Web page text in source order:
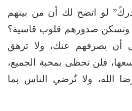
لو اتضح لك أن من بينهم
وتسكن صدورهم قلوب قاسية؟
أن يصرفهم عنك، ولا ترهق
فلن تحظى بمحبة الجميع،
الله، ولا تٌرضي الناس بما